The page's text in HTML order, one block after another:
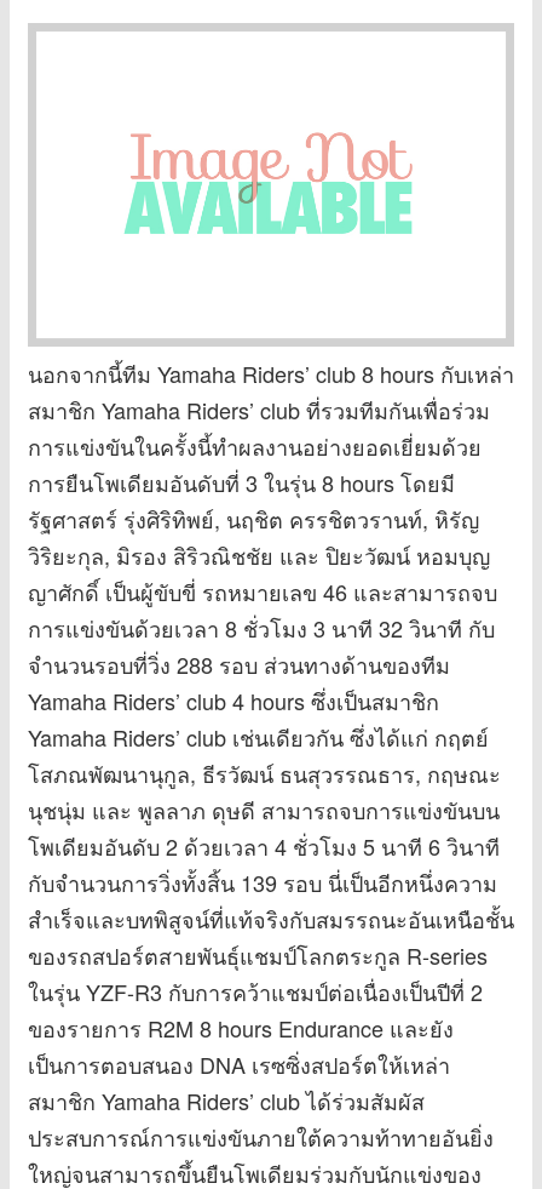
นอกจากนี้ทีม Yamaha Riders’ club 8 hours กับเหล่า
สมาชิก Yamaha Riders’ club ที่รวมทีมกันเพื่อร่วม
การแข่งขันในครั้งนี้ทำผลงานอย่างยอดเยี่ยมด้วย
การยืนโพเดียมอันดับที่ 3 ในรุ่น 8 hours โดยมี
รัฐศาสตร์ รุ่งศิริทิพย์, นฤชิต ครรชิตวรานท์, หิรัญ
วิริยะกุล, มิรอง สิริวณิชชัย และ ปิยะวัฒน์ หอมบุญ
ญาศักดิ์ เป็นผู้ขับขี่ รถหมายเลข 46 และสามารถจบ
การแข่งขันด้วยเวลา 8 ชั่วโมง 3 นาที 32 วินาที กับ
จำนวนรอบที่วิ่ง 288 รอบ ส่วนทางด้านของทีม
Yamaha Riders’ club 4 hours ซึ่งเป็นสมาชิก
Yamaha Riders’ club เช่นเดียวกัน ซึ่งได้แก่ กฤตย์
โสภณพัฒนานุกูล, ธีรวัฒน์ ธนสุวรรณธาร, กฤษณะ
นุชนุ่ม และ พูลลาภ ดุษดี สามารถจบการแข่งขันบน
โพเดียมอันดับ 2 ด้วยเวลา 4 ชั่วโมง 5 นาที 6 วินาที
กับจำนวนการวิ่งทั้งสิ้น 139 รอบ นี่เป็นอีกหนึ่งความ
สำเร็จและบทพิสูจน์ที่แท้จริงกับสมรรถนะอันเหนือชั้น
ของรถสปอร์ตสายพันธุ์แชมป์โลกตระกูล R-series
ในรุ่น YZF-R3 กับการคว้าแชมป์ต่อเนื่องเป็นปีที่ 2
ของรายการ R2M 8 hours Endurance และยัง
เป็นการตอบสนอง DNA เรซซิ่งสปอร์ตให้เหล่า
สมาชิก Yamaha Riders’ club ได้ร่วมสัมผัส
ประสบการณ์การแข่งขันภายใต้ความท้าทายอันยิ่ง
ใหญ่จนสามารถขึ้นยืนโพเดียมร่วมกับนักแข่งของ